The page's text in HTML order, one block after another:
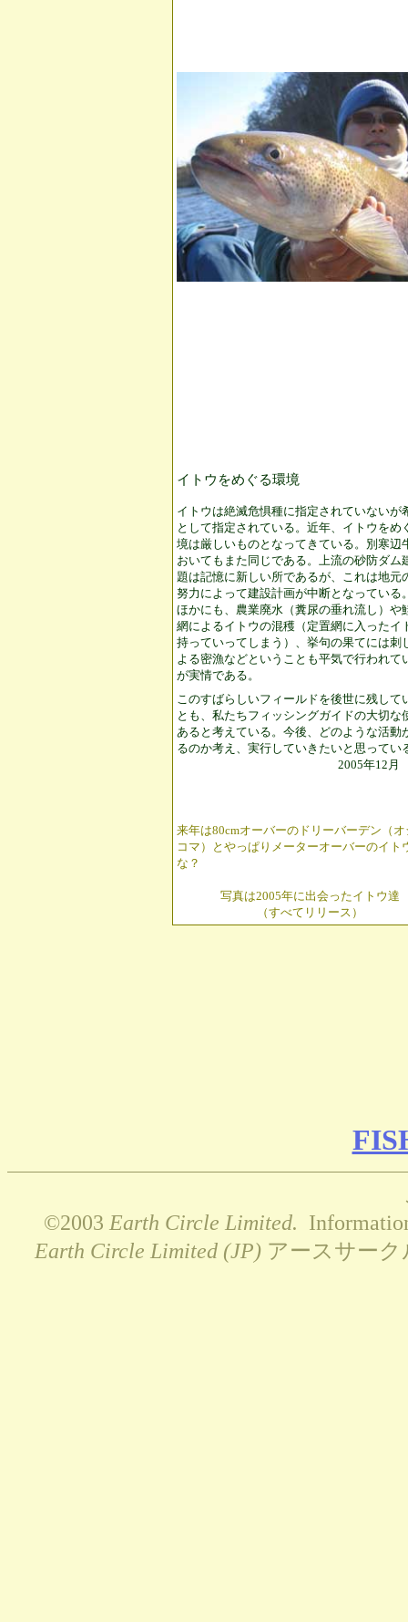
イトウをめぐる環境
イトウは絶滅危惧種に指定されていないが
として指定されている。近年、イトウをめ
境は厳しいものとなってきている。別寒辺
おいてもまた同じである。上流の砂防ダム
題は記憶に新しい所であるが、これは地元
努力によって建設計画が中断となっている
ほかにも、農業廃水（糞尿の垂れ流し）や
網によるイトウの混穫（定置網に入ったイ
持っていってしまう）、挙句の果てには刺
よる密漁などということも平気で行われて
が実情である。
このすばらしいフィールドを後世に残して
とも、私たちフィッシングガイドの大切な
あると考えている。今後、どのような活動
るのか考え、実行していきたいと思ってい
2005年12月
来年は80cmオーバーのドリーバーデン（
コマ）とやっぱりメーターオーバーのイト
な？
写真は2005年に出会ったイトウ達
（すべてリリース）
©2003 Earth Circle Limited.
Earth Circle Limited (JP) アースサー